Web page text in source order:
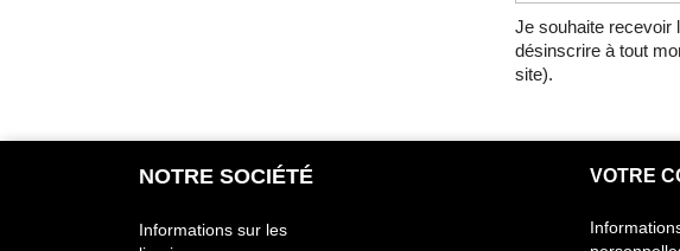
Je souhaite recevoir
désinscrire à tout
site).
NOTRE SOCIÉTÉ
Informations sur les
VOTRE